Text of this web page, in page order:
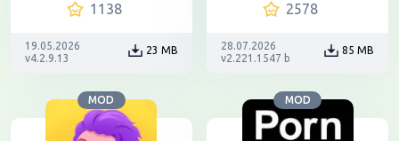
1138
19.05.2026
v4.2.9.13
23 MB
2578
28.07.2026
v2.221.1547 b
85 MB
MOD MOD